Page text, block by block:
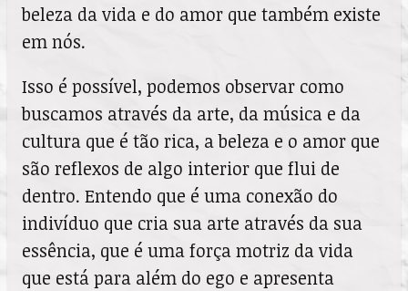
beleza da vida e do amor que também existe
em nós.
Isso é possível, podemos observar como
buscamos através da arte, da música e da
cultura que é tão rica, a beleza e o amor que
são reflexos de algo interior que flui de
dentro. Entendo que é uma conexão do
indivíduo que cria sua arte através da sua
essência, que é uma força motriz da vida
que está para além do ego e apresenta